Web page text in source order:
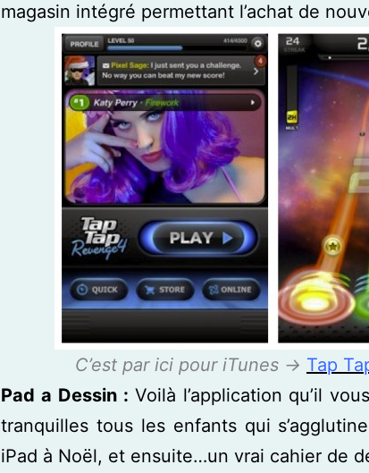
magasin intégré permettant l’achat de
C’est par ici pour iTunes -> Tap
Pad a Dessin : Voilà l’application qu’il
tranquilles tous les enfants qui
iPad à Noël, et ensuite…un vrai cahier de